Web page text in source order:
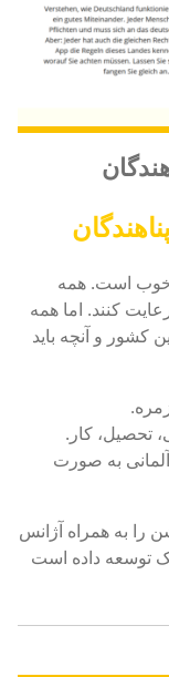
خوب است. همه
کنند. اما همه
کشور و آنچه باید
تحصیل، کار.
آلمانی به صورت
را به همراه آژانس